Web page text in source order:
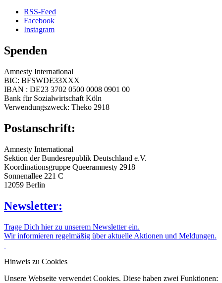
RSS-Feed
Facebook
Instagram
Spenden
Amnesty International
BIC: BFSWDE33XXX
IBAN : DE23 3702 0500 0008 0901 00
Bank für Sozialwirtschaft Köln
Verwendungszweck: Theko 2918
Postanschrift:
Amnesty International
Sektion der Bundesrepublik Deutschland e.V.
Koordinationsgruppe Queeramnesty 2918
Sonnenallee 221 C
12059 Berlin
Newsletter:
Trage Dich hier zu unserem Newsletter ein.
Wir informieren regelmäßig über aktuelle Aktionen und Meldungen.
Hinweis zu Cookies
Unsere Webseite verwendet Cookies. Diese haben zwei Funktionen: